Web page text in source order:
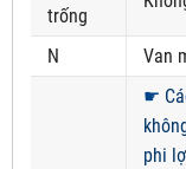
trống
N
Van
☛
phi